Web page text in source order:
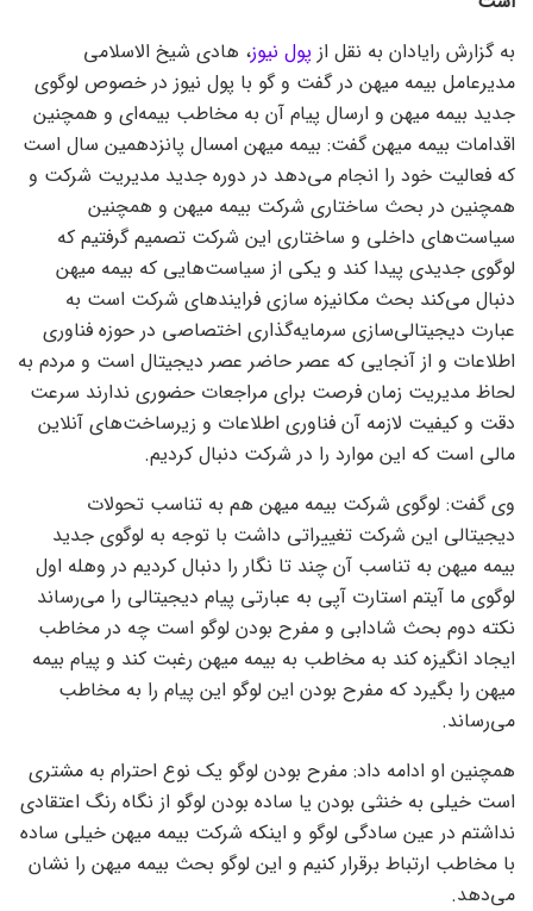
به گزارش رایادان به نقل از پول نیوز، هادی شیخ الاسلامی
مدیرعامل بیمه میهن در گفت و گو با پول نیوز در خصوص لوگوی
جدید بیمه میهن و ارسال پیام آن به مخاطب بیمه‌ای و همچنین
اقدامات بیمه میهن گفت: بیمه میهن امسال پانزدهمین سال است
که فعالیت خود را انجام می‌دهد در دوره جدید مدیریت شرکت و
همچنین در بحث ساختاری شرکت بیمه میهن و همچنین
سیاست‌های داخلی و ساختاری این شرکت تصمیم گرفتیم که
لوگوی جدیدی پیدا کند و یکی از سیاست‌هایی که بیمه میهن
دنبال می‌کند بحث مکانیزه سازی فرایند‌های شرکت است به
عبارت دیجیتالی‌سازی سرمایه‌گذاری اختصاصی در حوزه فناوری
اطلاعات و از آنجایی که عصر حاضر عصر دیجیتال است و مردم به
لحاظ مدیریت زمان فرصت برای مراجعات حضوری ندارند سرعت
دقت و کیفیت لازمه آن فناوری اطلاعات و زیرساخت‌های آنلاین
مالی است که این موارد را در شرکت دنبال کردیم.
وی گفت: لوگوی شرکت بیمه میهن هم به تناسب تحولات
دیجیتالی این شرکت تغییراتی داشت با توجه به لوگوی جدید
بیمه میهن به تناسب آن چند تا نگار را دنبال کردیم در وهله اول
لوگوی ما آیتم استارت آپی به عبارتی پیام دیجیتالی را می‌رساند
نکته دوم بحث شادابی و مفرح بودن لوگو است چه در مخاطب
ایجاد انگیزه کند به مخاطب به بیمه میهن رغبت کند و پیام بیمه
میهن را بگیرد که مفرح بودن این لوگو این پیام را به مخاطب
می‌رساند.
همچنین او ادامه داد: مفرح بودن لوگو یک نوع احترام به مشتری
است خیلی به خنثی بودن یا ساده بودن لوگو از نگاه رنگ اعتقادی
نداشتم در عین سادگی لوگو و اینکه شرکت بیمه میهن خیلی ساده
با مخاطب ارتباط برقرار کنیم و این لوگو بحث بیمه میهن را نشان
می‌دهد.